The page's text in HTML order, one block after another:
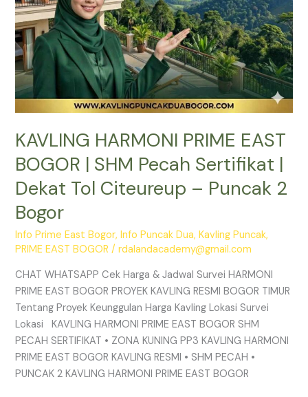
KAVLING HARMONI PRIME EAST
BOGOR | SHM Pecah Sertifikat |
Dekat Tol Citeureup – Puncak 2
Bogor
Info Prime East Bogor,Info Puncak Dua,Kavling Puncak,
PRIME EAST BOGOR /rdalandacademy@gmail.com
CHAT WHATSAPP Cek Harga & Jadwal Survei HARMONI
PRIME EAST BOGOR PROYEK KAVLING RESMI BOGOR TIMUR
Tentang Proyek Keunggulan Harga Kavling Lokasi Survei
Lokasi KAVLING HARMONI PRIME EAST BOGOR SHM
PECAH SERTIFIKAT • ZONA KUNING PP3 KAVLING HARMONI
PRIME EAST BOGOR KAVLING RESMI • SHM PECAH •
PUNCAK 2 KAVLING HARMONI PRIME EAST BOGOR
Dekat
Tol
Citeureup
–
Puncak
2